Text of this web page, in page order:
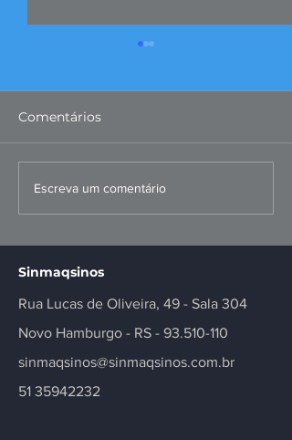
Convenções Coletivas
dos Metalúrgicos
Comentários
Escreva um comentário
Sinmaqsinos
Rua Lucas de Oliveira, 49 - Sala 304
Novo Hamburgo - RS - 93.510-110
sinmaqsinos@sinmaqsinos.com.br
51 35942232